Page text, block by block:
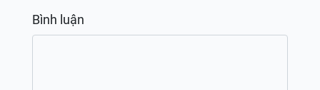
Bình luận